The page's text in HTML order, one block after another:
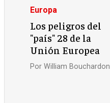
Europa
Los peligros del
"país" 28 de la
Unión Europea
PorWilliam Bouchardon